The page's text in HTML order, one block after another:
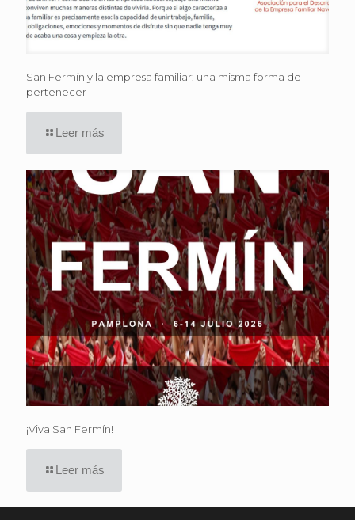
San Fermín y la empresa familiar: una misma forma de
pertenecer
Leer más
¡Viva San Fermín!
Leer más